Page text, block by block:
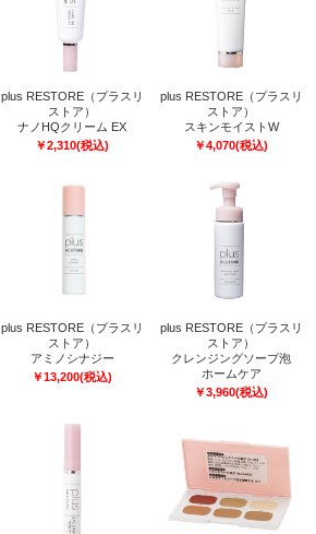
plus RESTORE（プラスリ
ストア）
ナノHQクリーム EX
￥2,310(税込)
plus RESTORE（プラスリ
ストア）
スキンモイストW
￥4,070(税込)
plus RESTORE（プラスリ
ストア）
アミノシナジー
￥13,200(税込)
plus RESTORE（プラスリ
ストア）
クレンジングソープ泡
ホームケア
￥3,960(税込)